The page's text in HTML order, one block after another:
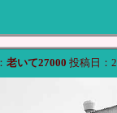
老いて27000 投稿日：